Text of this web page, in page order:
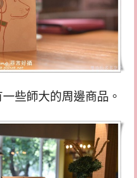
些師大的周邊商品。